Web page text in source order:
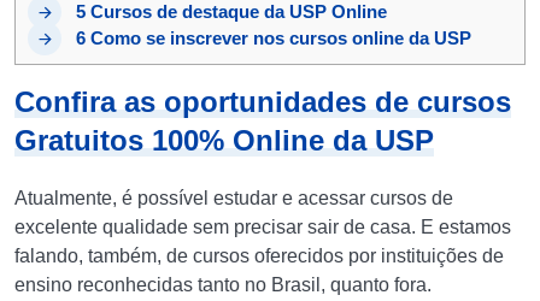
5 Cursos de destaque da USP Online
6 Como se inscrever nos cursos online da USP
Confira as oportunidades de cursos
Gratuitos 100% Online da USP
Atualmente, é possível estudar e acessar cursos de
excelente qualidade sem precisar sair de casa. E estamos
falando, também, de cursos oferecidos por instituições de
ensino reconhecidas tanto no Brasil, quanto fora.